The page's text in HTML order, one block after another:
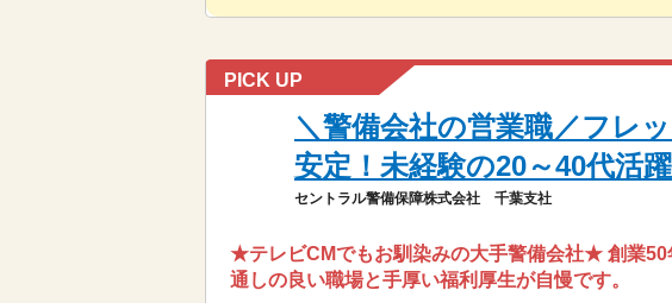
PICK UP
＼警備会社の営業職／フレ
安定！未経験の20～40代活躍
セントラル警備保障株式会社 千葉支社
★テレビCMでもお馴染みの大手警備会社★ 創業50
通しの良い職場と手厚い福利厚生が自慢です。